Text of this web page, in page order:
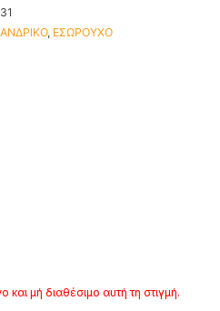
ΑΝΔΡΙΚΟ, ΕΣΩΡΟΥΧΟ
και μή διαθέσιμο αυτή τη στιγμή.